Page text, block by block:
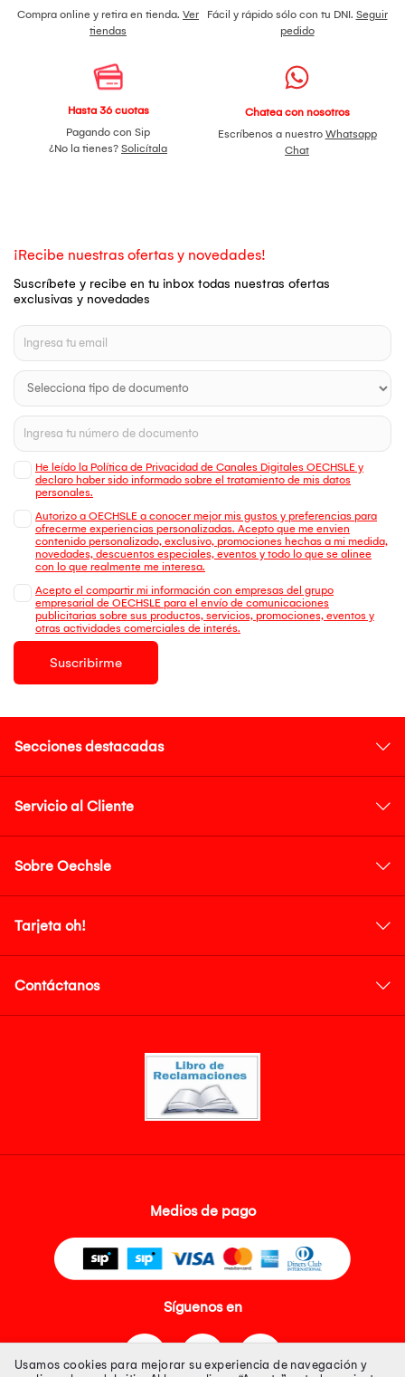
Compra online y retira en tienda. Ver
tiendas
Fácil y rápido sólo con tu DNI. Seguir
pedido
Hasta 36 cuotas
Pagando con Sip
¿No la tienes? Solicítala
Chatea con nosotros
Escríbenos a nuestro Whatsapp
Chat
¡Recibe nuestras ofertas y novedades!
Suscríbete y recibe en tu inbox todas nuestras ofertas
exclusivas y novedades
He leído la Política de Privacidad de Canales Digitales OECHSLE y
declaro haber sido informado sobre el tratamiento de mis datos
personales.
Autorizo a OECHSLE a conocer mejor mis gustos y preferencias para
ofrecerme experiencias personalizadas. Acepto que me envien
contenido personalizado, exclusivo, promociones hechas a mi medida,
novedades, descuentos especiales, eventos y todo lo que se alinee
con lo que realmente me interesa.
Acepto el compartir mi información con empresas del grupo
empresarial de OECHSLE para el envío de comunicaciones
publicitarias sobre sus productos, servicios, promociones, eventos y
otras actividades comerciales de interés.
Suscribirme
Secciones destacadas
Servicio al Cliente
Sobre Oechsle
Tarjeta oh!
Contáctanos
Medios de pago
Síguenos en
Usamos cookies para mejorar su experiencia de navegación y